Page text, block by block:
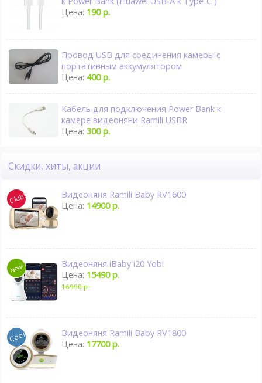
Цена: 190 р.
Провод USB для соединения камеры с
портативным аккумулятором
Цена: 400 р.
Кабель для подключения Power Bank к
камере видеоняни Ramili USBR
Цена:300 р.
Скидки, хиты, акции
Видеоняня Ramili Baby RV1600
Цена: 14900 р.
Видеоняня iBaby i20 Yobi
Цена: 15490 р.
16990 р.
Видеоняня Ramili Baby RV1800
Цена: 17700 р.